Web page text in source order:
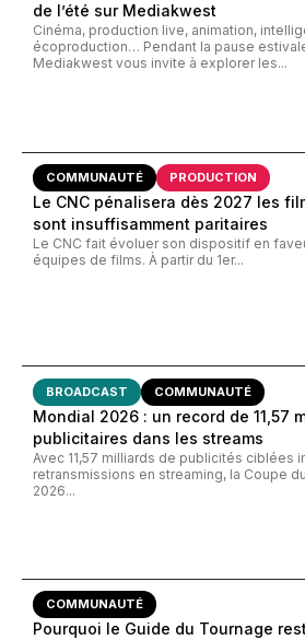
de l’été sur Mediakwest
Cinéma, production live, animation,
écoproduction… Pendant la pause
Mediakwest vous invite à explorer les...
COMMUNAUTÉ PRODUCTION
Le CNC pénalisera dès 2027 les
sont insuffisamment paritaires
Le CNC fait évoluer son dispositif en
équipes de films. À partir du 1er...
BROADCAST COMMUNAUTÉ
Mondial 2026 : un record de 11,57
publicitaires dans les streams
Avec 11,57 milliards de publicités ciblées
retransmissions en streaming, la Coupe
2026...
COMMUNAUTÉ
Pourquoi le Guide du Tournage